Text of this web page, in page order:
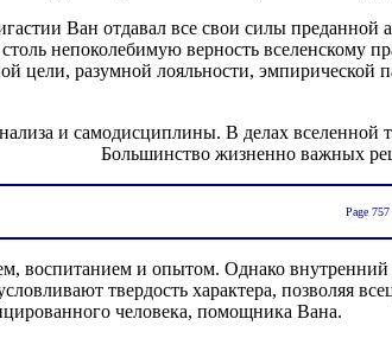
Ван отдавал все свои силы
непоколебимую верность вселенскому
цели, разумной лояльности, эмпирической
и самодисциплины. В делах вселенной
Большинство жизненно важных
Page 757
воспитанием и опытом. Однако
твердость характера, позволяя
человека, помощника Вана.